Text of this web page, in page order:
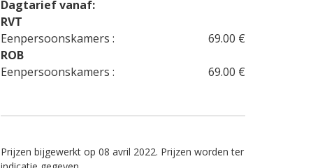
Dagtarief vanaf:
RVT
Eenpersoonskamers :
69.00 €
ROB
Eenpersoonskamers :
69.00 €
Prijzen bijgewerkt op 08 avril 2022. Prijzen worden ter